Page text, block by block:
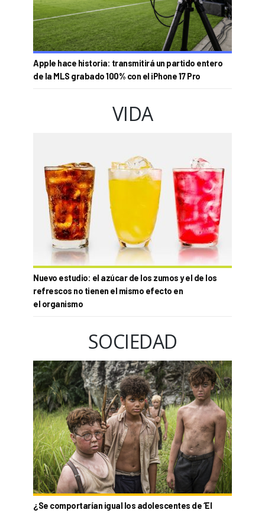
Apple hace historia: transmitirá un partido entero
de la MLS grabado 100% con el iPhone 17 Pro
VIDA
Nuevo estudio: el azúcar de los zumos y el de los
refrescos no tienen el mismo efecto en
el organismo
SOCIEDAD
¿Se comportarían igual los adolescentes de ‘El